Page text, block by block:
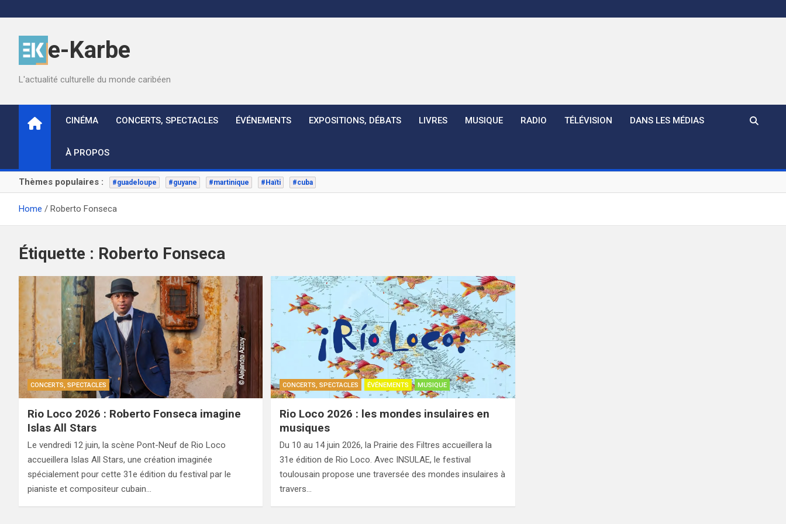
to
content
e-Karbe
L'actualité culturelle du monde caribéen
CINÉMA CONCERTS, SPECTACLES ÉVÉNEMENTS EXPOSITIONS, DÉBATS LIVRES MUSIQUE RADIO TÉLÉVISION DANS LES MÉDIAS
À PROPOS
Thèmes populaires : #guadeloupe #guyane #martinique #Haïti #cuba
Home Roberto Fonseca
Étiquette : Roberto Fonseca
CONCERTS, SPECTACLES
Rio Loco 2026 : Roberto Fonseca imagine
Islas All Stars
Le vendredi 12 juin, la scène Pont-Neuf de Rio Loco
accueillera Islas All Stars, une création imaginée
spécialement pour cette 31e édition du festival par le
pianiste et compositeur cubain…
CONCERTS, SPECTACLES ÉVÉNEMENTS MUSIQUE
Rio Loco 2026 : les mondes insulaires en
musiques
Du 10 au 14 juin 2026, la Prairie des Filtres accueillera la
31e édition de Rio Loco. Avec INSULAE, le festival
toulousain propose une traversée des mondes insulaires à
travers…